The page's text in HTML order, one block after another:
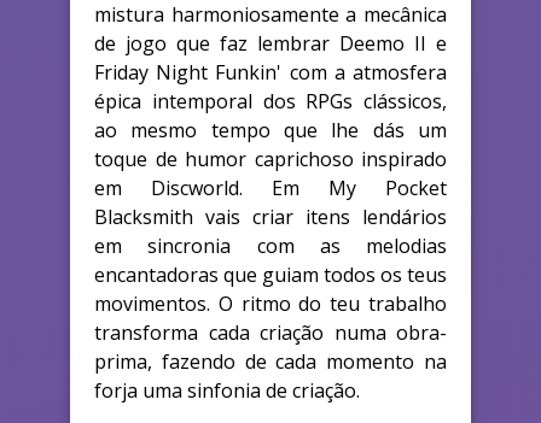
mistura harmoniosamente a mecânica
de jogo que faz lembrar Deemo II e
Friday Night Funkin' com a atmosfera
épica intemporal dos RPGs clássicos,
ao mesmo tempo que lhe dás um
toque de humor caprichoso inspirado
em Discworld. Em My Pocket
Blacksmith vais criar itens lendários
em sincronia com as melodias
encantadoras que guiam todos os teus
movimentos. O ritmo do teu trabalho
transforma cada criação numa obra-
prima, fazendo de cada momento na
forja uma sinfonia de criação.